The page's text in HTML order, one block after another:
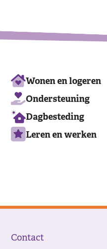
Leaflet
Ons
aanbod
Wonen en logeren
Ondersteuning
Dagbesteding
Leren en werken
Contact